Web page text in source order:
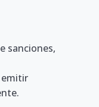
sanciones,
emitir